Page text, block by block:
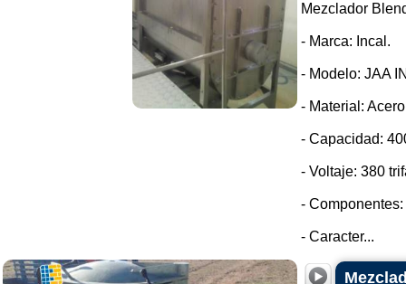
Mezclador
- Marca: Incal.
- Modelo: JAA
- Material:
- Capacidad:
- Voltaje: 380
-
- Caracter...